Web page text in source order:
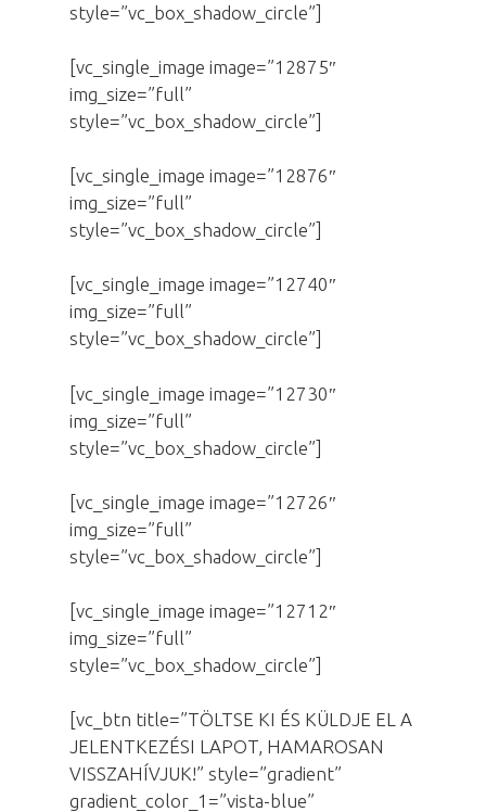
style=”vc_box_shadow_circle”]
[vc_single_image image=”12875″
img_size=”full”
style=”vc_box_shadow_circle”]
[vc_single_image image=”12876″
img_size=”full”
style=”vc_box_shadow_circle”]
[vc_single_image image=”12740″
img_size=”full”
style=”vc_box_shadow_circle”]
[vc_single_image image=”12730″
img_size=”full”
style=”vc_box_shadow_circle”]
[vc_single_image image=”12726″
img_size=”full”
style=”vc_box_shadow_circle”]
[vc_single_image image=”12712″
img_size=”full”
style=”vc_box_shadow_circle”]
[vc_btn title=”TÖLTSE KI ÉS KÜLDJE EL A
JELENTKEZÉSI LAPOT, HAMAROSAN
VISSZAHÍVJUK!” style=”gradient”
gradient_color_1=”vista-blue”